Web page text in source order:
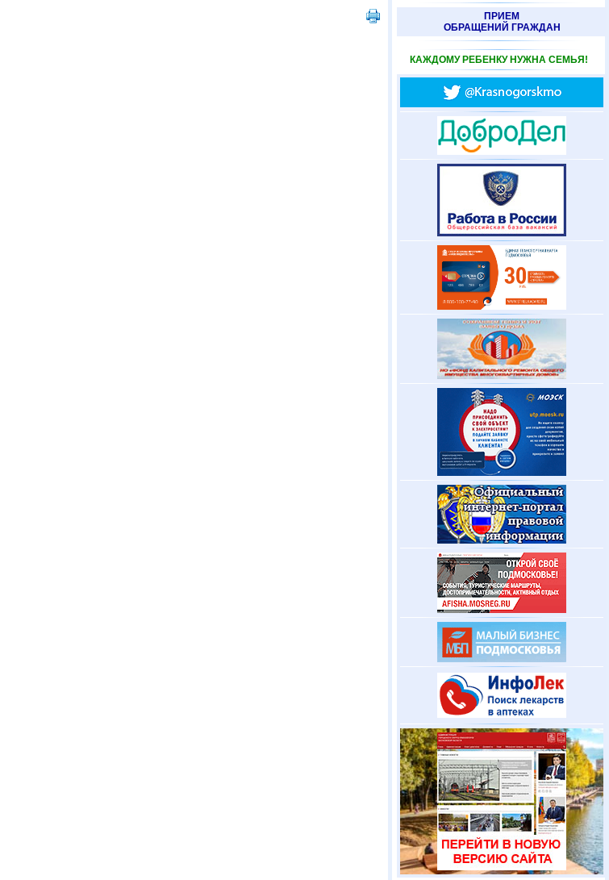
ПРИЕМ
ОБРАЩЕНИЙ ГРАЖДАН
КАЖДОМУ РЕБЕНКУ НУЖНА СЕМЬЯ!